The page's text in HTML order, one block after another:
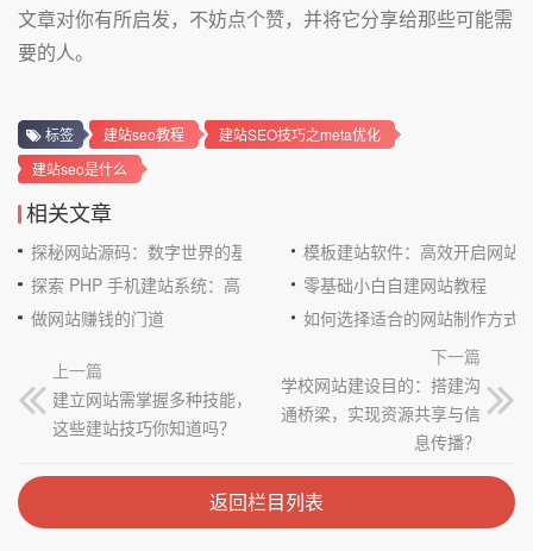
文章对你有所启发，不妨点个赞，并将它分享给那些可能需
要的人。
标签 建站seo教程
建站SEO技巧之meta优化
建站seo是什么
相关文章
探秘网站源码：数字世界的基石
模板建站软件：高效开启网站
探索 PHP 手机建站系统：高效与便捷的完美结合零基础小白自建网站教程
做网站赚钱的门道
如何选择适合的网站制作方式
上一篇
建立网站需掌握多种技能，
这些建站技巧你知道吗？
下一篇
学校网站建设目的：搭建沟
通桥梁，实现资源共享与信
息传播？
返回栏目列表